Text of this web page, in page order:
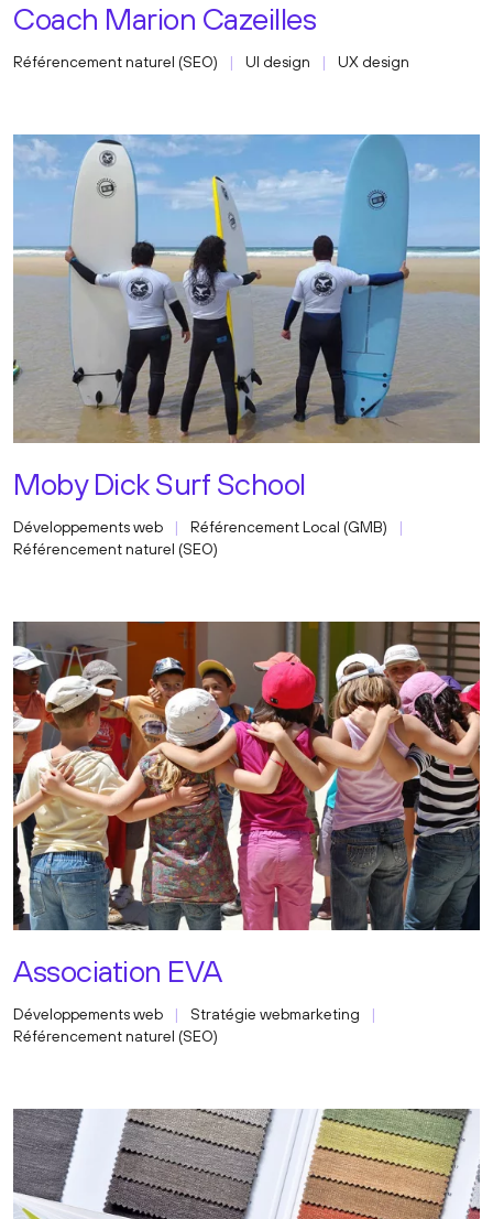
Coach Marion Cazeilles
Référencement naturel (SEO) UI design UX design
Moby Dick Surf School
Développements web
Référencement Local (GMB)
Référencement naturel (SEO)
Association EVA
Développements web
Stratégie webmarketing
Référencement naturel (SEO)